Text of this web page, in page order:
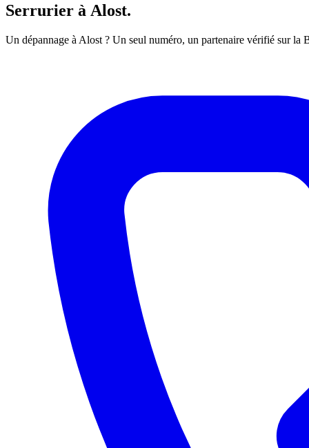
Serrurier à Alost.
Un dépannage à Alost ? Un seul numéro, un partenaire vérifié sur la